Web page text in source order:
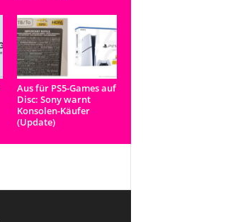
Aus für PS5-Games auf
Disc: Sony warnt
Konsolen-Käufer
(Update)